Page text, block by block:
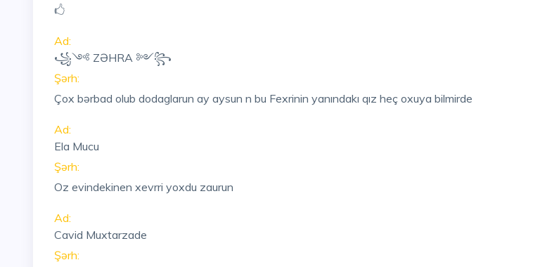
🖒
Ad:
꧁༺ ZƏHRA ༻꧂
Şərh:
Çox bərbad olub dodaglarun ay aysun n bu Fexrinin yanındakı qız heç oxuya bilmirde
Ad:
Ela Mucu
Şərh:
Oz evindekinen xevrri yoxdu zaurun
Ad:
Cavid Muxtarzade
Şərh: